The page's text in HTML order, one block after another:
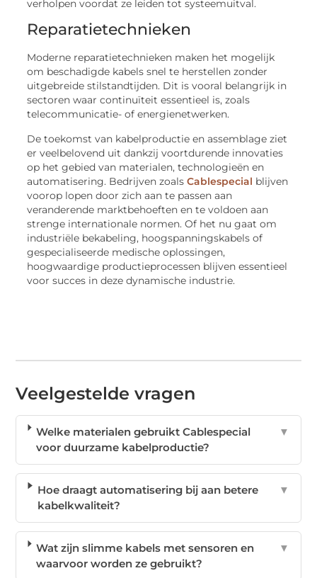
verholpen voordat ze leiden tot systeemuitval.
Reparatietechnieken
Moderne reparatietechnieken maken het mogelijk
om beschadigde kabels snel te herstellen zonder
uitgebreide stilstandtijden. Dit is vooral belangrijk in
sectoren waar continuïteit essentieel is, zoals
telecommunicatie- of energienetwerken.
De toekomst van kabelproductie en assemblage ziet
er veelbelovend uit dankzij voortdurende innovaties
op het gebied van materialen, technologieën en
automatisering. Bedrijven zoalsCablespecial blijven
voorop lopen door zich aan te passen aan
veranderende marktbehoeften en te voldoen aan
strenge internationale normen. Of het nu gaat om
industriële bekabeling, hoogspanningskabels of
gespecialiseerde medische oplossingen,
hoogwaardige productieprocessen blijven essentieel
voor succes in deze dynamische industrie.
Veelgestelde vragen
Welke materialen gebruikt Cablespecial
voor duurzame kabelproductie?
▼
Hoe draagt automatisering bij aan betere
kabelkwaliteit?
▼
Wat zijn slimme kabels met sensoren en
waarvoor worden ze gebruikt?
▼